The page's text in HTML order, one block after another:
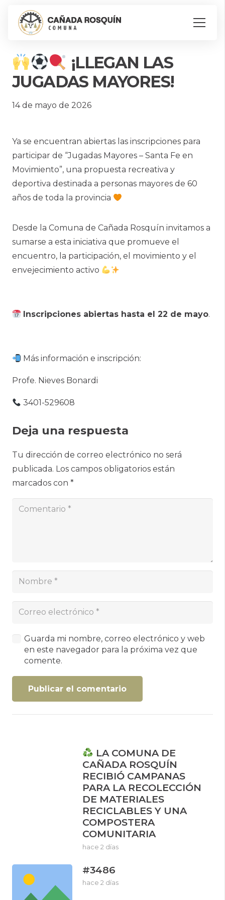
¡LLEGAN LAS
JUGADAS MAYORES!
14 de mayo de 2026
Ya se encuentran abiertas las inscripciones para
participar de “Jugadas Mayores – Santa Fe en
Movimiento”, una propuesta recreativa y
deportiva destinada a personas mayores de 60
años de toda la provincia
Desde la Comuna de Cañada Rosquín invitamos a
sumarse a esta iniciativa que promueve el
encuentro, la participación, el movimiento y el
envejecimiento activo
Inscripciones abiertas hasta el 22 de mayo.
Más información e inscripción:
Profe. Nieves Bonardi
3401-529608
Deja una respuesta
Tu dirección de correo electrónico no será
publicada. Los campos obligatorios están
marcados con *
Guarda mi nombre, correo electrónico y web
en este navegador para la próxima vez que
comente.
Publicar el comentario
LA COMUNA DE
CAÑADA ROSQUÍN
RECIBIÓ CAMPANAS
PARA LA RECOLECCIÓN
DE MATERIALES
RECICLABLES Y UNA
COMPOSTERA
COMUNITARIA
hace 2 días
#3486
hace 2 días